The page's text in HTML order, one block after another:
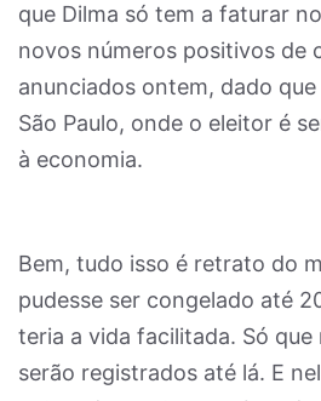
que Dilma só tem a faturar
novos números positivos de
anunciados ontem, dado
São Paulo, onde o eleitor é
à economia.
Bem, tudo isso é retrato do
pudesse ser congelado até
teria a vida facilitada. Só
serão registrados até lá. E